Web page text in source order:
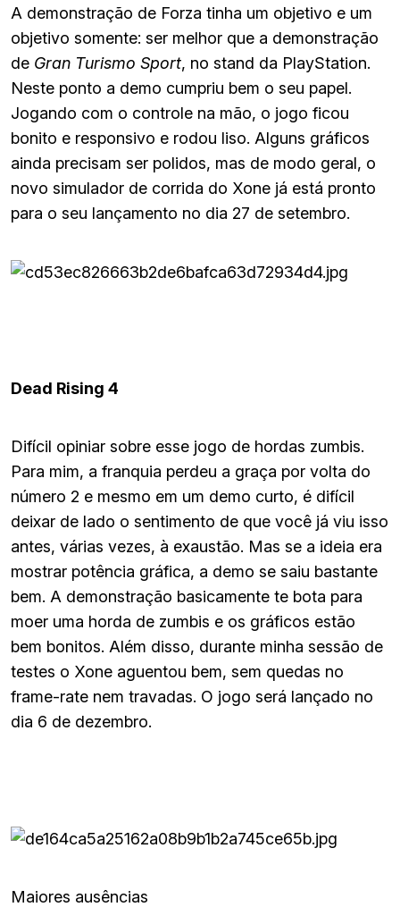
A demonstração de Forza tinha um objetivo e um
objetivo somente: ser melhor que a demonstração
de Gran Turismo Sport, no stand da PlayStation.
Neste ponto a demo cumpriu bem o seu papel.
Jogando com o controle na mão, o jogo ficou
bonito e responsivo e rodou liso. Alguns gráficos
ainda precisam ser polidos, mas de modo geral, o
novo simulador de corrida do Xone já está pronto
para o seu lançamento no dia 27 de setembro.
Dead Rising 4
Difícil opiniar sobre esse jogo de hordas zumbis.
Para mim, a franquia perdeu a graça por volta do
número 2 e mesmo em um demo curto, é difícil
deixar de lado o sentimento de que você já viu isso
antes, várias vezes, à exaustão. Mas se a ideia era
mostrar potência gráfica, a demo se saiu bastante
bem. A demonstração basicamente te bota para
moer uma horda de zumbis e os gráficos estão
bem bonitos. Além disso, durante minha sessão de
testes o Xone aguentou bem, sem quedas no
frame-rate nem travadas. O jogo será lançado no
dia 6 de dezembro.
Maiores ausências